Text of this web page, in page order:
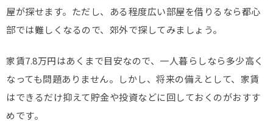
屋が探せます。ただし、ある程度広い部屋を借りるなら都心
部では難しくなるので、郊外で探してみましょう。
家賃7.8万円はあくまで目安なので、一人暮らしなら多少高く
なっても問題ありません。しかし、将来の備えとして、家賃
はできるだけ抑えて貯金や投資などに回しておくのがおすす
めです。